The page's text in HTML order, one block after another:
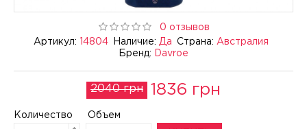
Артикул: 14804 Наличие: Да Страна: Австралия
Бренд:
Davroe
0 отзывов
2040 грн 1836 грн
Количество Объем